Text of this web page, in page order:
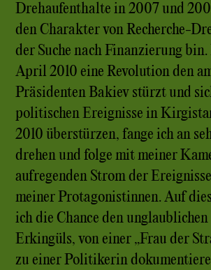
Drehaufenthalte in 2007 und
den Charakter von Recherche-
der Suche nach Finanzierung bin.
April 2010 eine Revolution den
Präsidenten Bakiev stürzt und
politischen Ereignisse in
2010 überstürzen, fange ich an
drehen und folge mit meiner
aufregenden Strom der
meiner Protagonistinnen. Auf
ich die Chance den
Erkingüls, von einer „Frau der
zu einer Politikerin